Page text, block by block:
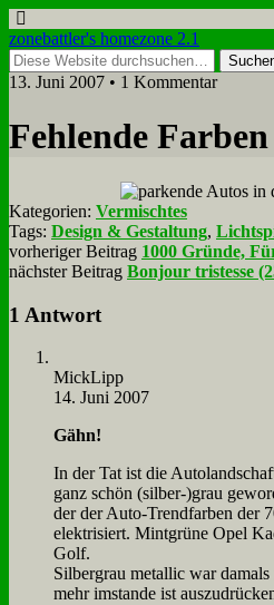
zonebattler's homezone 2.1
13. Juni 2007 • 1 Kommentar
Feh­len­de Far­ben
Kategorien: Vermischtes
Tags: Design & Gestaltung,
vorheriger Beitrag 1000 Gründe,
nächster Beitrag Bonjour tristesse
1 Antwort
Mick­Lipp
14. Juni 2007
Gähn!
In der Tat ist die
ganz schön (silber-)grau
der der Au­to-Trend­far­ben der
elek­tri­siert. Mint­grü­ne Opel
Golf.
Sil­ber­grau me­tal­lic war
mehr im­stan­de ist